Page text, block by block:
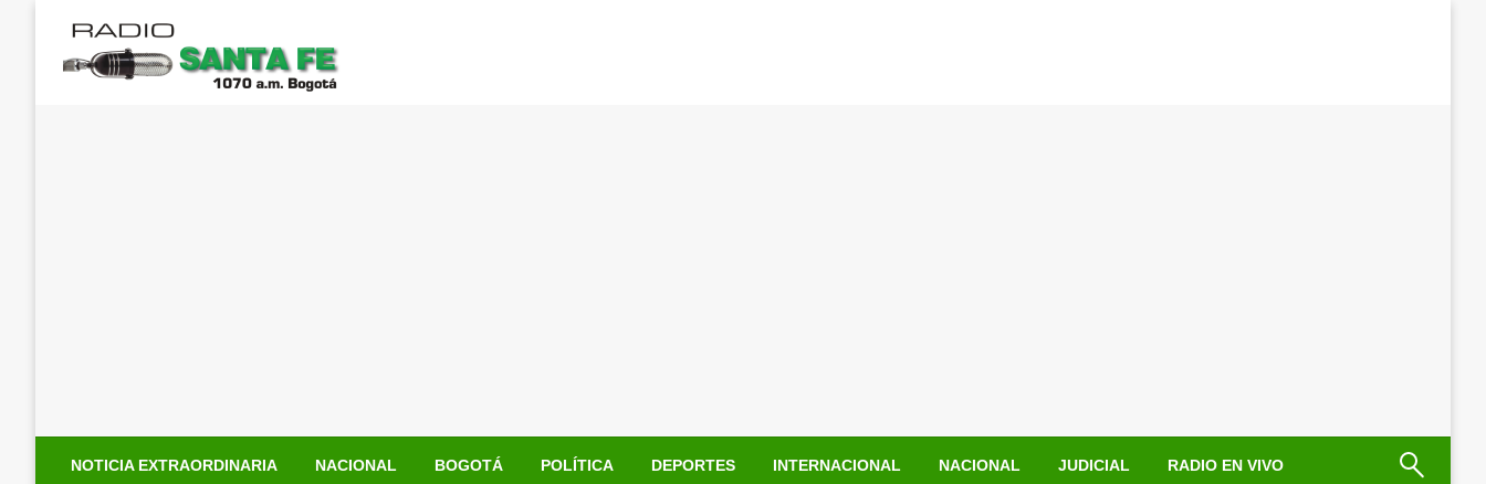
contenido
NOTICIA EXTRAORDINARIA NACIONAL BOGOTÁ POLÍTICA DEPORTES INTERNACIONAL NACIONAL JUDICIAL RADIO EN VIVO